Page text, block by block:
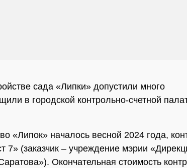
сада «Липки» допустили много
в городской контрольно-счетной
«Липок» началось весной 2024 года,
7» (заказчик – учреждение мэрии
Окончательная стоимость